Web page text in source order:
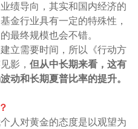
绩导向，其实和国内经济的
金行业具有一定的特殊性，
最终规模也会不错。
立需要时间，所以《行动方
影，但从中长期来看，这有
动和长期夏普比率的提升。
人对黄金的态度是以观望为